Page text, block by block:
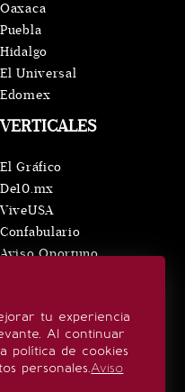
tu experiencia
Al continuar
política de cookies
personales.Aviso
VERTICALES
El Gráfico
De10.mx
ViveUSA
Confabulario
Aviso Oportuno
Oaxaca
Puebla
Hidalgo
El Universal
Edomex
SÍGUENOS